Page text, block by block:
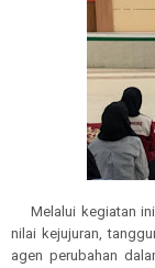
Melalui kegiatan
nilai kejujuran,
agen perubahan